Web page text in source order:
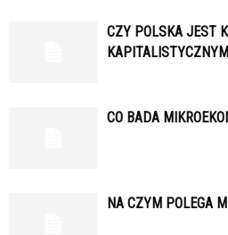
CZY POLSKA JEST
CO BADA
NA CZYM POLEGA